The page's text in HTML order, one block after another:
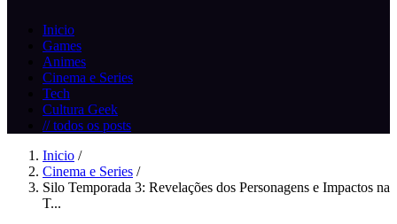
Inicio
Games
Animes
Cinema e Series
Tech
Cultura Geek
// todos os posts
Inicio /
Cinema e Series /
Silo Temporada 3: Revelações dos Personagens e Impactos na
T...